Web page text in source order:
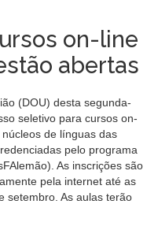
on-line
abertas
(DOU) desta segunda-
seletivo para cursos on-
de línguas das
pelo programa
As inscrições são
pela internet até as
setembro. As aulas terão